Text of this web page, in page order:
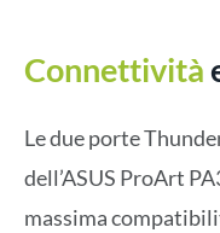
Connettività
Le due porte
dell’ASUS ProArt
massima